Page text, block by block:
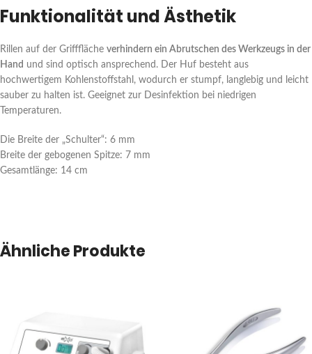
Funktionalität und Ästhetik
Rillen auf der Grifffläche verhindern ein Abrutschen des Werkzeugs in der
Hand und sind optisch ansprechend. Der Huf besteht aus
hochwertigem Kohlenstoffstahl, wodurch er stumpf, langlebig und leicht
sauber zu halten ist. Geeignet zur Desinfektion bei niedrigen
Temperaturen.
Die Breite der „Schulter“: 6 mm
Breite der gebogenen Spitze: 7 mm
Gesamtlänge: 14 cm
Ähnliche Produkte